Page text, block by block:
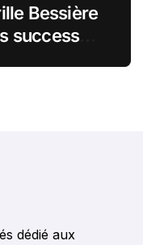
Bessière
success
dédié aux